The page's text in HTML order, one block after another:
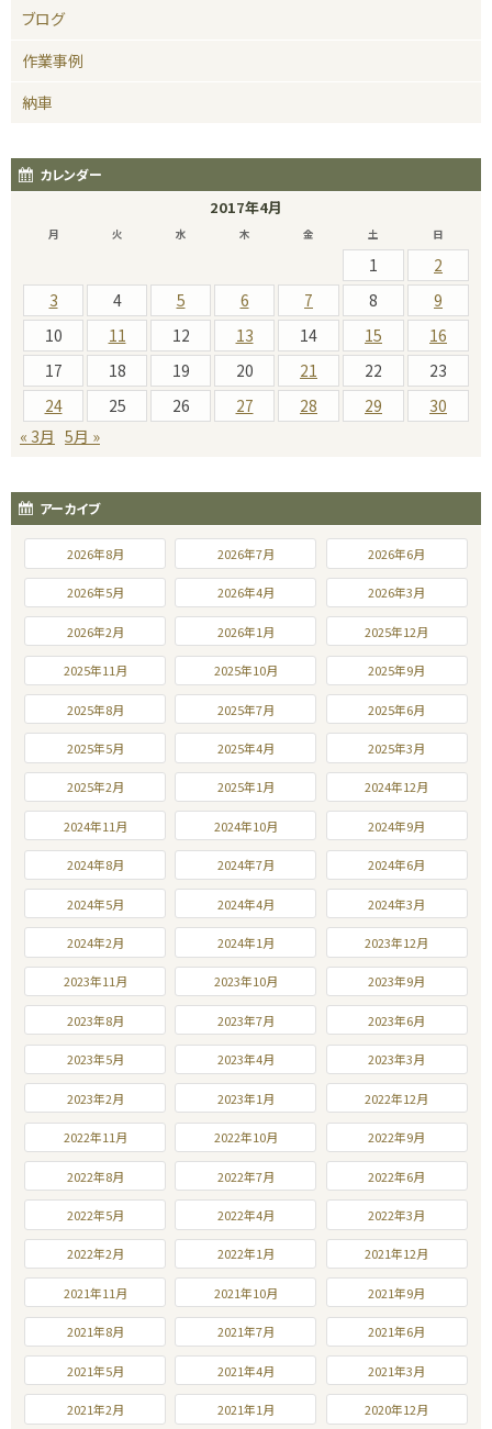
ブログ
作業事例
納車
カレンダー
2017年4月
月 火 水 木 金 土 日
1
2
3
4 5 6 7 8
9
10
11 12 13 14 15
16
17
18 19 20 21 22
23
24
25 26 27 28 29
30
« 3月 5月 »
アーカイブ
2026年8月 2026年7月 2026年6月
2026年5月 2026年4月 2026年3月
2026年2月 2026年1月 2025年12月
2025年11月 2025年10月 2025年9月
2025年8月 2025年7月 2025年6月
2025年5月 2025年4月 2025年3月
2025年2月 2025年1月 2024年12月
2024年11月 2024年10月 2024年9月
2024年8月 2024年7月 2024年6月
2024年5月 2024年4月 2024年3月
2024年2月 2024年1月 2023年12月
2023年11月 2023年10月 2023年9月
2023年8月 2023年7月 2023年6月
2023年5月 2023年4月 2023年3月
2023年2月 2023年1月 2022年12月
2022年11月 2022年10月 2022年9月
2022年8月 2022年7月 2022年6月
2022年5月 2022年4月 2022年3月
2022年2月 2022年1月 2021年12月
2021年11月 2021年10月 2021年9月
2021年8月 2021年7月 2021年6月
2021年5月 2021年4月 2021年3月
2021年2月 2021年1月 2020年12月